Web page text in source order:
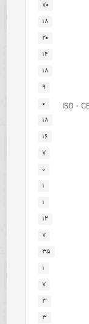
۷۰
۱۸
۲۰
۱۴
۱۸
۹
۰
۱۸
۱۶
۷
۰
۱
۱
۱۲
۷
۳۵
۱
۷
۳
۳